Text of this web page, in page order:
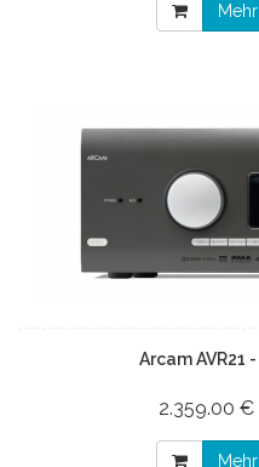
Arcam AVR21
2.359.00 €